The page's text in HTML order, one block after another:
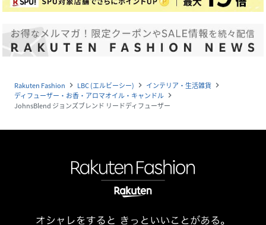
Rakuten Fashion navigate_next LBC (エルビーシー) navigate_next インテリア・生活雑貨 navigate_next
ディフューザー・お香・アロマオイル・キャンドル navigate_next
JohnsBlend ジョンズブレンド リードディフューザー